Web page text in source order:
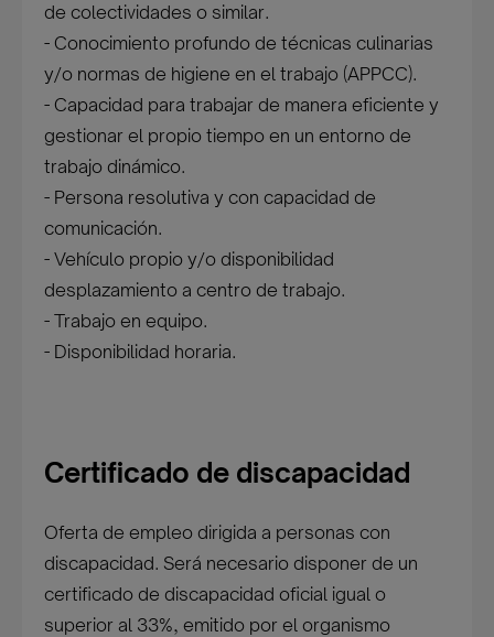
de colectividades o similar.
- Conocimiento profundo de técnicas culinarias
y/o normas de higiene en el trabajo (APPCC).
- Capacidad para trabajar de manera eficiente y
gestionar el propio tiempo en un entorno de
trabajo dinámico.
- Persona resolutiva y con capacidad de
comunicación.
- Vehículo propio y/o disponibilidad
desplazamiento a centro de trabajo.
- Trabajo en equipo.
- Disponibilidad horaria.
Certificado de discapacidad
Oferta de empleo dirigida a personas con
discapacidad. Será necesario disponer de un
certificado de discapacidad oficial igual o
superior al 33%, emitido por el organismo